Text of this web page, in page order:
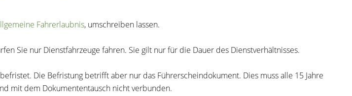
Fahrerlaubnis, umschreiben lassen.
Sie nur Dienstfahrzeuge fahren. Sie gilt nur für die Dauer des Dienstverhältnisses.
Die Befristung betrifft aber nur das Führerscheindokument. Dies muss alle 15 Jahre
mit dem Dokumententausch nicht verbunden.